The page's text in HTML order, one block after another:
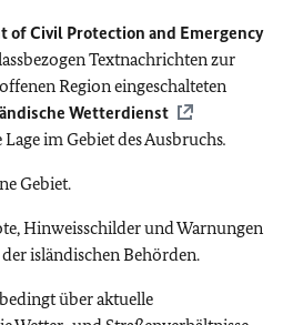
of Civil Protection and Emergency
Textnachrichten zur
Region eingeschalteten
Wetterdienst
im Gebiet des Ausbruchs.
Gebiet.
Hinweisschilder und Warnungen
isländischen Behörden.
über aktuelle